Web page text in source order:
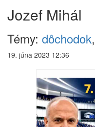
Jozef Mihál
Témy: dôchodok,
19. júna 2023 12:36